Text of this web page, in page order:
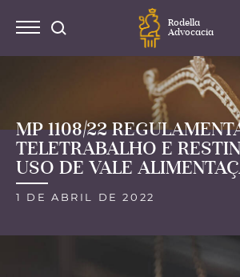
Rodella
Advocacia
MP 1108/22
TELETRABALHO E
USO DE VALE
1 DE ABRIL DE 2022